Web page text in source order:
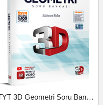
TYT 3D Geometri Soru Bankası